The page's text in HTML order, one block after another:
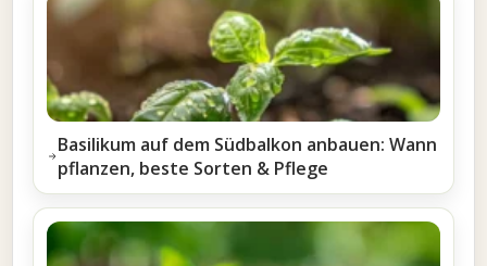
Basilikum auf dem Südbalkon anbauen: Wann
pflanzen, beste Sorten & Pflege